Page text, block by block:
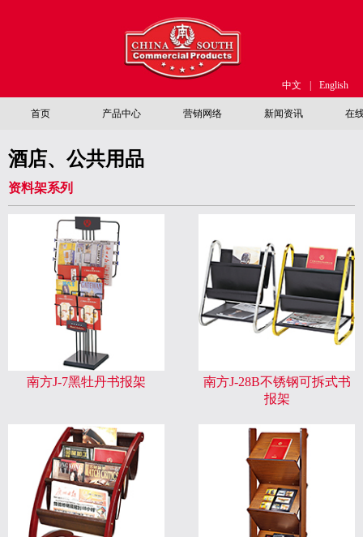
中文 English
首页 产品中心 营销网络 新闻资讯 在
酒店、公共用品
资料架系列
南方J-7黑牡丹书报架
南方J-28B不锈钢可拆式书
报架